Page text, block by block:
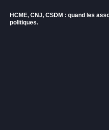
HCME, CNJ, CSDM : quand les
politiques.